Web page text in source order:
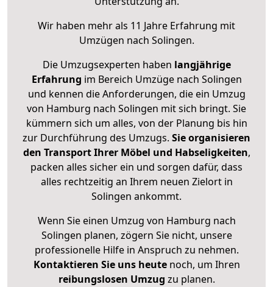
Wir haben mehr als 11 Jahre Erfahrung mit
Umzügen nach Solingen.
Die Umzugsexperten haben langjährige
Erfahrung im Bereich Umzüge nach Solingen
und kennen die Anforderungen, die ein Umzug
von Hamburg nach Solingen mit sich bringt. Sie
kümmern sich um alles, von der Planung bis hin
zur Durchführung des Umzugs. Sie organisieren
den Transport Ihrer Möbel und Habseligkeiten,
packen alles sicher ein und sorgen dafür, dass
alles rechtzeitig an Ihrem neuen Zielort in
Solingen ankommt.
Wenn Sie einen Umzug von Hamburg nach
Solingen planen, zögern Sie nicht, unsere
professionelle Hilfe in Anspruch zu nehmen.
Kontaktieren Sie uns heutenoch, um Ihren
reibungslosen Umzug zu planen.